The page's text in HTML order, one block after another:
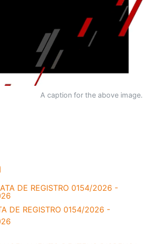
A caption for the above image.
DE REGISTRO 0154/2026 -